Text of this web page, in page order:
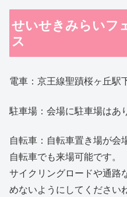
せいせきみらいフ
ス
電車：京王線聖蹟桜ヶ丘
駐車場：会場に駐車場はあ
自転車：自転車置き場が会
自転車でも来場可能です。
サイクリングロードや通路
めないようにしてくださいね